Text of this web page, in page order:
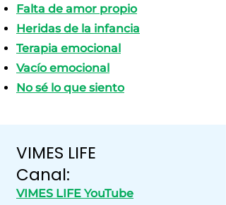
Falta de amor propio
Heridas de la infancia
Terapia emocional
Vacío emocional
No sé lo que siento
VIMES LIFE
Canal:
VIMES LIFE YouTube